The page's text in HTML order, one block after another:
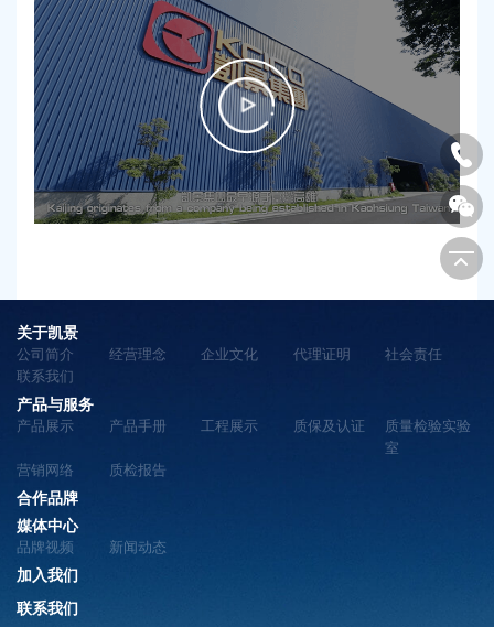
关于凯景
公司简介 经营理念 企业文化 代理证明
社会责任
联系我们
产品与服务
产品展示 产品手册 工程展示 质保及认证
质量检验实验
室
营销网络
质检报告
合作品牌
媒体中心
品牌视频 新闻动态
加入我们
联系我们